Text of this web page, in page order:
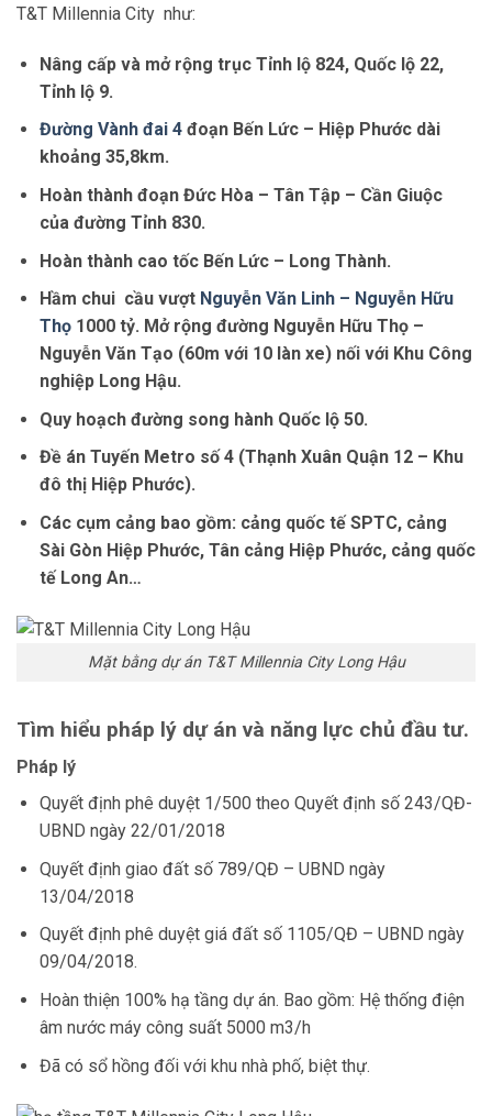
T&T Millennia City như:
Nâng cấp và mở rộng trục Tỉnh lộ 824, Quốc lộ 22,
Tỉnh lộ 9.
Đường Vành đai 4đoạn Bến Lức – Hiệp Phước dài
khoảng 35,8km.
Hoàn thành đoạn Đức Hòa – Tân Tập – Cần Giuộc
của đường Tỉnh 830.
Hoàn thành cao tốc Bến Lức – Long Thành.
Hầm chui cầu vượt Nguyễn Văn Linh – Nguyễn Hữu
Thọ1000 tỷ. Mở rộng đường Nguyễn Hữu Thọ –
Nguyễn Văn Tạo (60m với 10 làn xe) nối với Khu Công
nghiệp Long Hậu.
Quy hoạch đường song hành Quốc lộ 50.
Đề án Tuyến Metro số 4 (Thạnh Xuân Quận 12 – Khu
đô thị Hiệp Phước).
Các cụm cảng bao gồm: cảng quốc tế SPTC, cảng
Sài Gòn Hiệp Phước, Tân cảng Hiệp Phước, cảng quốc
tế Long An…
Mặt bằng dự án T&T Millennia City Long Hậu
Tìm hiểu pháp lý dự án và năng lực chủ đầu tư.
Pháp lý
Quyết định phê duyệt 1/500 theo Quyết định số 243/QĐ-
UBND ngày 22/01/2018
Quyết định giao đất số 789/QĐ – UBND ngày
13/04/2018
Quyết định phê duyệt giá đất số 1105/QĐ – UBND ngày
09/04/2018.
Hoàn thiện 100% hạ tầng dự án. Bao gồm: Hệ thống điện
âm nước máy công suất 5000 m3/h
Đã có sổ hồng đối với khu nhà phố, biệt thự.